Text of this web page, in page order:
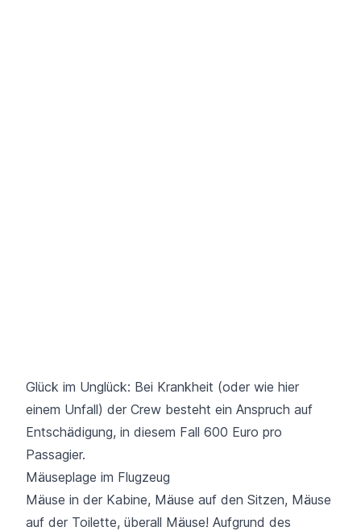
Glück im Unglück: Bei Krankheit (oder wie hier
einem Unfall) der Crew besteht ein Anspruch auf
Entschädigung, in diesem Fall 600 Euro pro
Passagier.
Mäuseplage im Flugzeug
Mäuse in der Kabine, Mäuse auf den Sitzen, Mäuse
auf der Toilette, überall Mäuse! Aufgrund des